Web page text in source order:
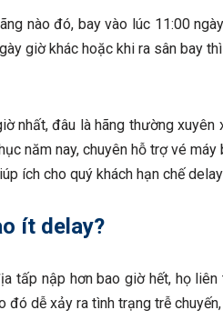
nào đó, bay vào lúc 11:00
giờ khác hoặc khi ra sân bay
nhất, đâu là hãng thường xuyên
năm nay, chuyên hỗ trợ vé
ích cho quý khách hạn chế
ít delay?
tấp nập hơn bao giờ hết, họ
dễ xảy ra tình trạng trễ chuyến,